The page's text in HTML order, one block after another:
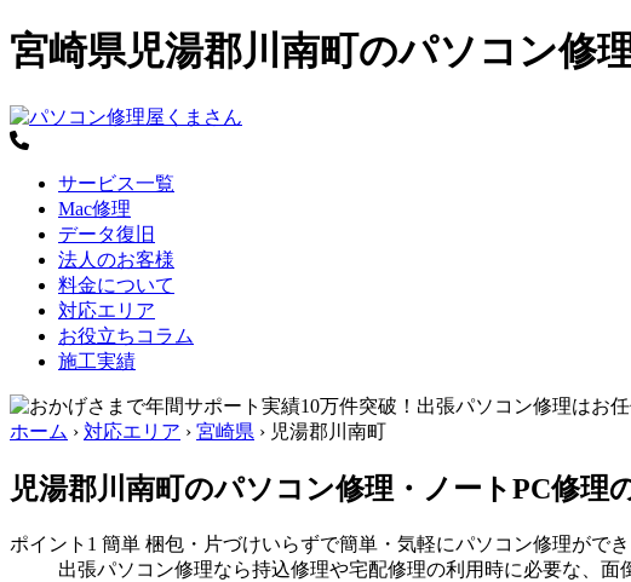
宮崎県児湯郡川南町のパソコン修
サービス一覧
Mac修理
データ復旧
法人のお客様
料金について
対応エリア
お役立ちコラム
施工実績
ホーム › 対応エリア › 宮崎県 › 児湯郡川南町
児湯郡川南町のパソコン修理・ノートPC修理
ポイント1 簡単 梱包・片づけいらずで簡単・気軽にパソコン修理ができ
出張パソコン修理なら持込修理や宅配修理の利用時に必要な、